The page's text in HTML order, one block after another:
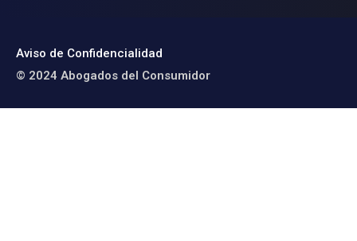
Aviso de Confidencialidad
© 2024 Abogados del Consumidor